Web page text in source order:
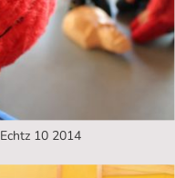
Echtz 10 2014